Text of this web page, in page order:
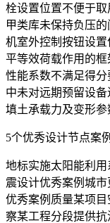
栓设置位置不便于
甲类库未保持负压
机室外控制按钮设
平等效荷载作用的
性能系数不满足得
中未对远期预留设
填土承载力及变形
5个优秀设计节点案
地标实施太阳能利
震设计优秀案例城
优秀案例质量某项
察某工程分段提供